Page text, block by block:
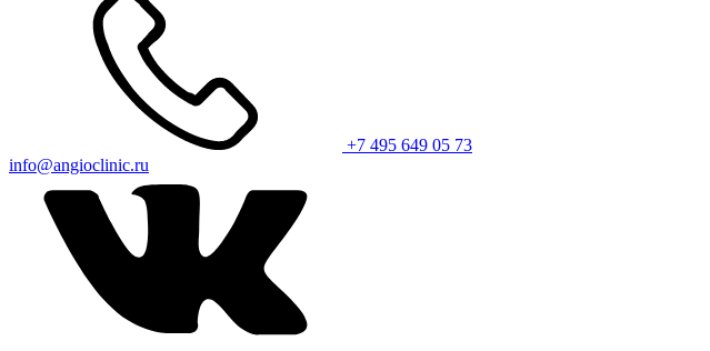
+7 495 649 05 73
info@angioclinic.ru